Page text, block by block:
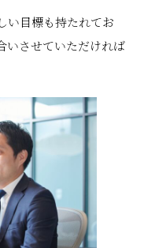
い目標も持たれてお
いさせていただければ